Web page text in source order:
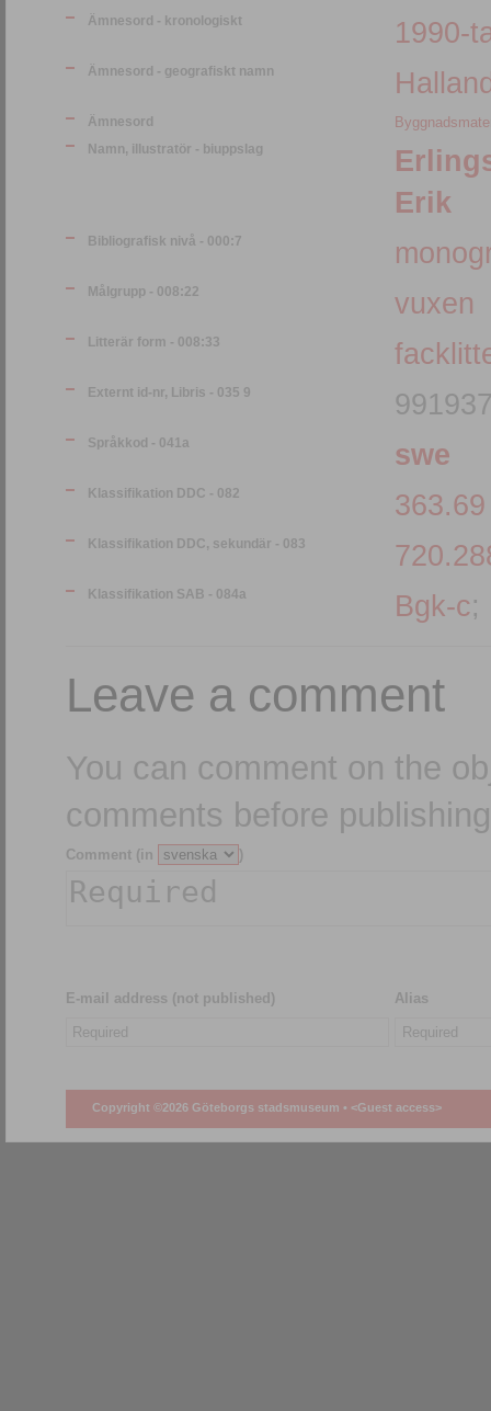
Ämnesord - kronologiskt 1990-
Ämnesord - geografiskt namn
Ämnesord
Namn, illustratör - biuppslag
Erik
Bibliografisk nivå - 000:7
Målgrupp - 008:22 vuxen
Litterär form - 008:33
Externt id-nr, Libris - 035 9
Språkkod - 041a swe
Klassifikation DDC - 082 363.69
Klassifikation DDC, sekundär - 083
Klassifikation SAB - 084a Bgk-c;
Leave a comment
You can comment on the
comments before
Comment (in )
E-mail address (not published) Alias
Copyright ©2026 Göteborgs stadsmuseum • <Guest access>